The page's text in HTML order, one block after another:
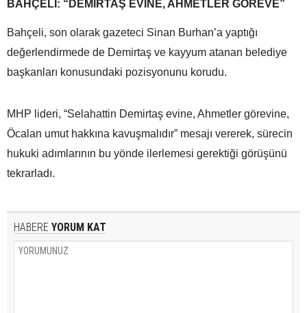
BAHÇELİ: “DEMİRTAŞ EVİNE, AHMETLER GÖREVE”
Bahçeli, son olarak gazeteci Sinan Burhan’a yaptığı
değerlendirmede de Demirtaş ve kayyum atanan belediye
başkanları konusundaki pozisyonunu korudu.
MHP lideri, “Selahattin Demirtaş evine, Ahmetler görevine,
Öcalan umut hakkına kavuşmalıdır” mesajı vererek, sürecin
hukuki adımlarının bu yönde ilerlemesi gerektiği görüşünü
tekrarladı.
HABERE YORUM KAT